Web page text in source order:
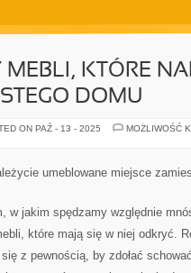
MEBLI, KTÓRE
DOMU
ON PAŹ - 13 - 2025
MOŻLIWOŚĆ
umeblowane miejsce
w jakim spędzamy względnie
które mają się w niej odkryć.
z pewnością, by zdołać